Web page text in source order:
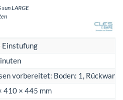
LARGE
Einstufung
vorbereitet: Boden: 1,
410 × 445 mm